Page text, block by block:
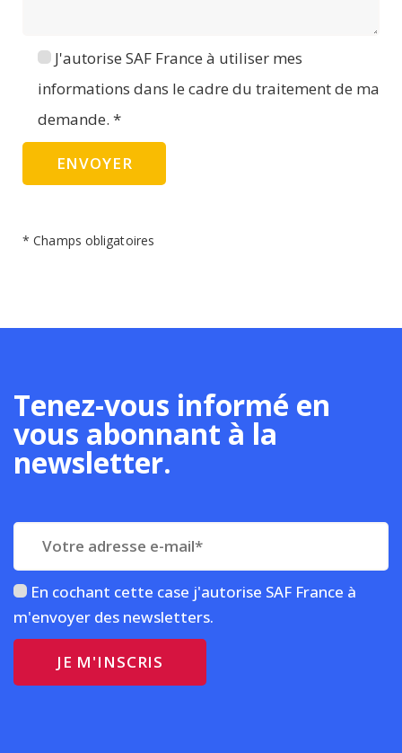
J'autorise SAF France à utiliser mes
informations dans le cadre du traitement de ma
demande. *
* Champs obligatoires
Tenez-vous informé en
vous abonnant à la
newsletter.
En cochant cette case j'autorise SAF France à
m'envoyer des newsletters.